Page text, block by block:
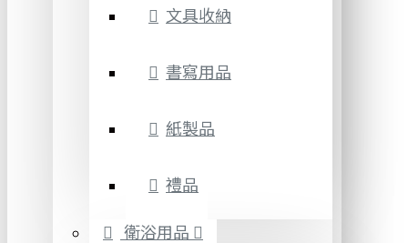
文具收納
書寫用品
紙製品
禮品
衛浴用品